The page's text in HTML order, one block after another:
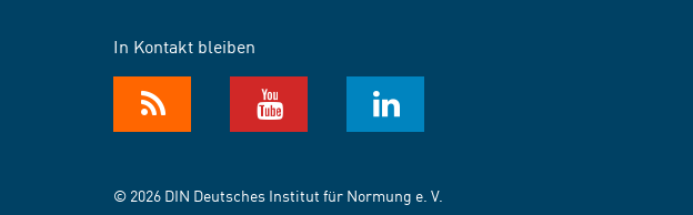
In Kontakt bleiben
© 2026 DIN Deutsches Institut für Normung e. V.